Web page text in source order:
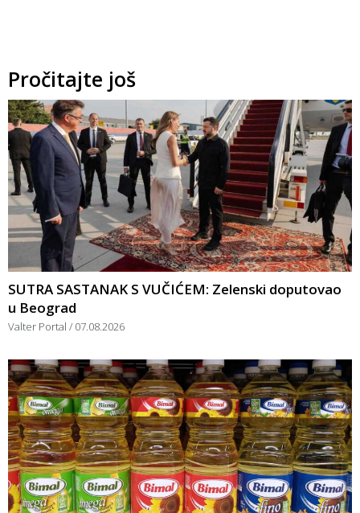
Pročitajte još
SUTRA SASTANAK S VUČIĆEM: Zelenski doputovao
u Beograd
Valter Portal 07.08.2026